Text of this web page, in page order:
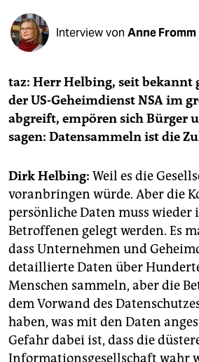
fragen & hilfe
abo
genossenschaft
epaper login
Interview von Anne Fromm
taz: Herr Helbing, seit bekannt
der US-Geheimdienst NSA im
abgreift, empören sich Bürger
sagen: Datensammeln ist die
Dirk Helbing: Weil es die
voranbringen würde. Aber die
persönliche Daten muss wieder
Betroffenen gelegt werden. Es
dass Unternehmen und
detaillierte Daten über
Menschen sammeln, aber die
dem Vorwand des
haben, was mit den Daten
Gefahr dabei ist, dass die
Informationsgesellschaft wahr